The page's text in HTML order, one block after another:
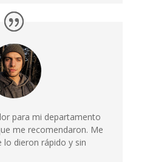
para mi departamento
me recomendaron. Me
lo dieron rápido y sin